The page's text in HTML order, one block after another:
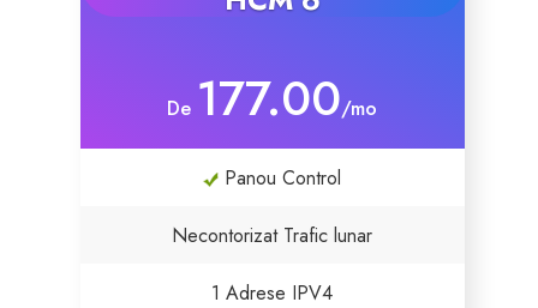
De 177.00/mo
Panou Control
Necontorizat Trafic lunar
1 Adrese IPV4